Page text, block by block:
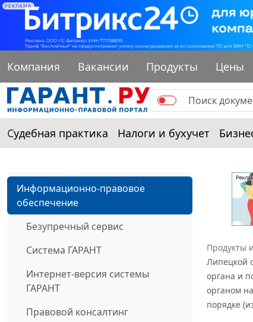
РЕКЛАМА
Компания Вакансии Продукты Цены
Судебная практика Налоги и бухучет
Информационно-правовое
обеспечение
Безупречный сервис
Система ГАРАНТ
Интернет-версия системы
ГАРАНТ
Правовой консалтинг
Продукты
Липецкой
органа и
органом
порядке